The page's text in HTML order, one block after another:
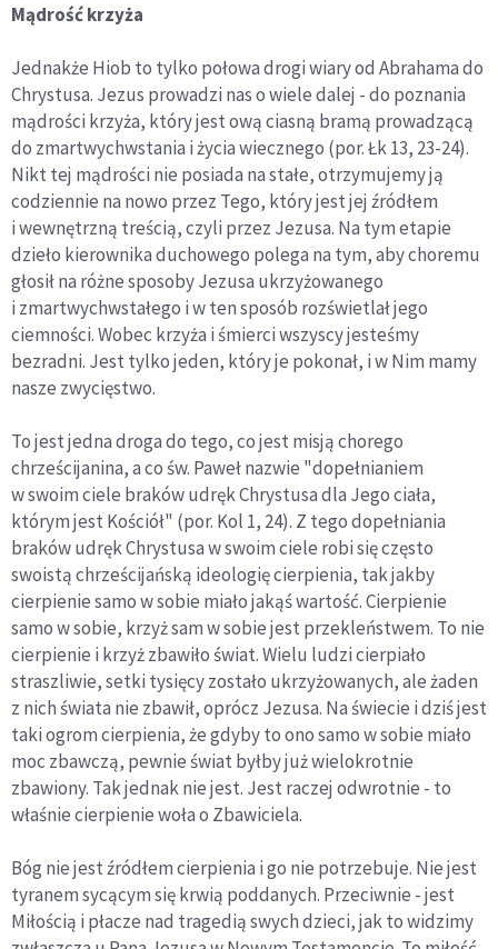
Mądrość krzyża
Jednakże Hiob to tylko połowa drogi wiary od Abrahama do
Chrystusa. Jezus prowadzi nas o wiele dalej - do poznania
mądrości krzyża, który jest ową ciasną bramą prowadzącą
do zmartwychwstania i życia wiecznego (por. Łk 13, 23-24).
Nikt tej mądrości nie posiada na stałe, otrzymujemy ją
codziennie na nowo przez Tego, który jest jej źródłem
i wewnętrzną treścią, czyli przez Jezusa. Na tym etapie
dzieło kierownika duchowego polega na tym, aby choremu
głosił na różne sposoby Jezusa ukrzyżowanego
i zmartwychwstałego i w ten sposób rozświetlał jego
ciemności. Wobec krzyża i śmierci wszyscy jesteśmy
bezradni. Jest tylko jeden, który je pokonał, i w Nim mamy
nasze zwycięstwo.
To jest jedna droga do tego, co jest misją chorego
chrześcijanina, a co św. Paweł nazwie "dopełnianiem
w swoim ciele braków udręk Chrystusa dla Jego ciała,
którym jest Kościół" (por. Kol 1, 24). Z tego dopełniania
braków udręk Chrystusa w swoim ciele robi się często
swoistą chrześcijańską ideologię cierpienia, tak jakby
cierpienie samo w sobie miało jakąś wartość. Cierpienie
samo w sobie, krzyż sam w sobie jest przekleństwem. To nie
cierpienie i krzyż zbawiło świat. Wielu ludzi cierpiało
straszliwie, setki tysięcy zostało ukrzyżowanych, ale żaden
z nich świata nie zbawił, oprócz Jezusa. Na świecie i dziś jest
taki ogrom cierpienia, że gdyby to ono samo w sobie miało
moc zbawczą, pewnie świat byłby już wielokrotnie
zbawiony. Tak jednak nie jest. Jest raczej odwrotnie - to
właśnie cierpienie woła o Zbawiciela.
Bóg nie jest źródłem cierpienia i go nie potrzebuje. Nie jest
tyranem sycącym się krwią poddanych. Przeciwnie - jest
Miłością i płacze nad tragedią swych dzieci, jak to widzimy